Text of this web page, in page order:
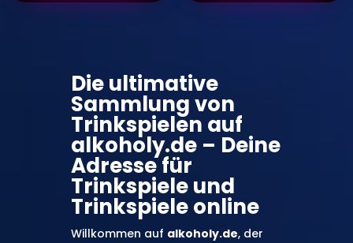
Die ultimative
Sammlung von
Trinkspielen auf
alkoholy.de – Deine
Adresse für
Trinkspiele und
Trinkspiele online
Willkommen auf alkoholy.de, der